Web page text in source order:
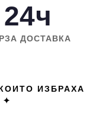
24ч
ДОСТАВКА
ИЗБРАХА
✦